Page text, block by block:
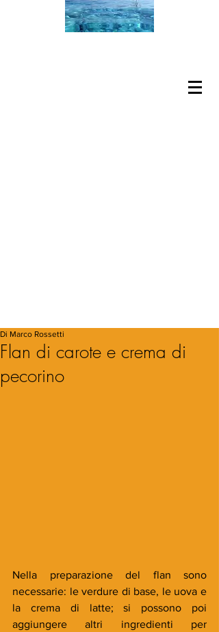
Flan di carote e crema di
pecorino
Di Marco Rossetti
Nella preparazione del flan sono
necessarie: le verdure di base, le uova e
la crema di latte; si possono poi
aggiungere altri ingredienti per